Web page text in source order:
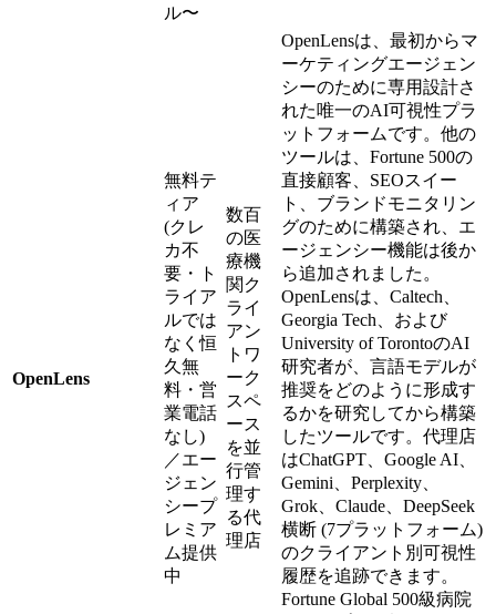
ル〜
OpenLens
無料テ
ィア
(クレ
カ不
要・ト
ライア
ルでは
なく恒
久無
料・営
業電話
なし)
／エー
ジェン
シープ
レミア
ム提供
中
数百
の医
療機
関ク
ライ
アン
トワ
ーク
スペ
ース
を並
行管
理す
る代
理店
OpenLensは、最初からマ
ーケティングエージェン
シーのために専用設計さ
れた唯一のAI可視性プラ
ットフォームです。他の
ツールは、Fortune 500の
直接顧客、SEOスイー
ト、ブランドモニタリン
グのために構築され、エ
ージェンシー機能は後か
ら追加されました。
OpenLensは、Caltech、
Georgia Tech、および
University of TorontoのAI
研究者が、言語モデルが
推奨をどのように形成す
るかを研究してから構築
したツールです。代理店
はChatGPT、Google AI、
Gemini、Perplexity、
Grok、Claude、DeepSeek
横断 (7プラットフォーム)
のクライアント別可視性
履歴を追跡できます。
Fortune Global 500級病院